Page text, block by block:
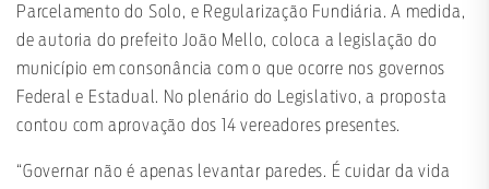
Parcelamento do Solo, e Regularização Fundiária. A medida,
de autoria do prefeito João Mello, coloca a legislação do
município em consonância com o que ocorre nos governos
Federal e Estadual. No plenário do Legislativo, a proposta
contou com aprovação dos 14 vereadores presentes.
“Governar não é apenas levantar paredes. É cuidar da vida